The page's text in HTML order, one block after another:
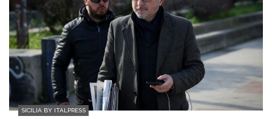
SICILIA BY ITALPRESS